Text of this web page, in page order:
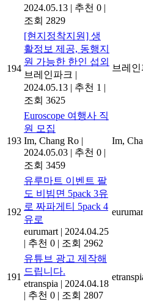
2024.05.13 | 추천 0 |
조회 2829
194
[현지정착지원] 생
활정보 제공, 동행지
원 가능한 한인 섭외
브레인파크 |
2024.05.13 | 추천 1 |
조회 3625
브레
193
Euroscope 여행사 직
원 모집
Im, Chang Ro |
2024.05.03 | 추천 0 |
조회 3459
Im,
192
유루마트 이벤트 팔
도 비빔면 5pack 3유
로 짜파게티 5pack 4
유로
eurumart | 2024.04.25
| 추천 0 | 조회 2962
191
유튜브 광고 제작해
드립니다.
etranspia | 2024.04.18
| 추천 0 | 조회 2807